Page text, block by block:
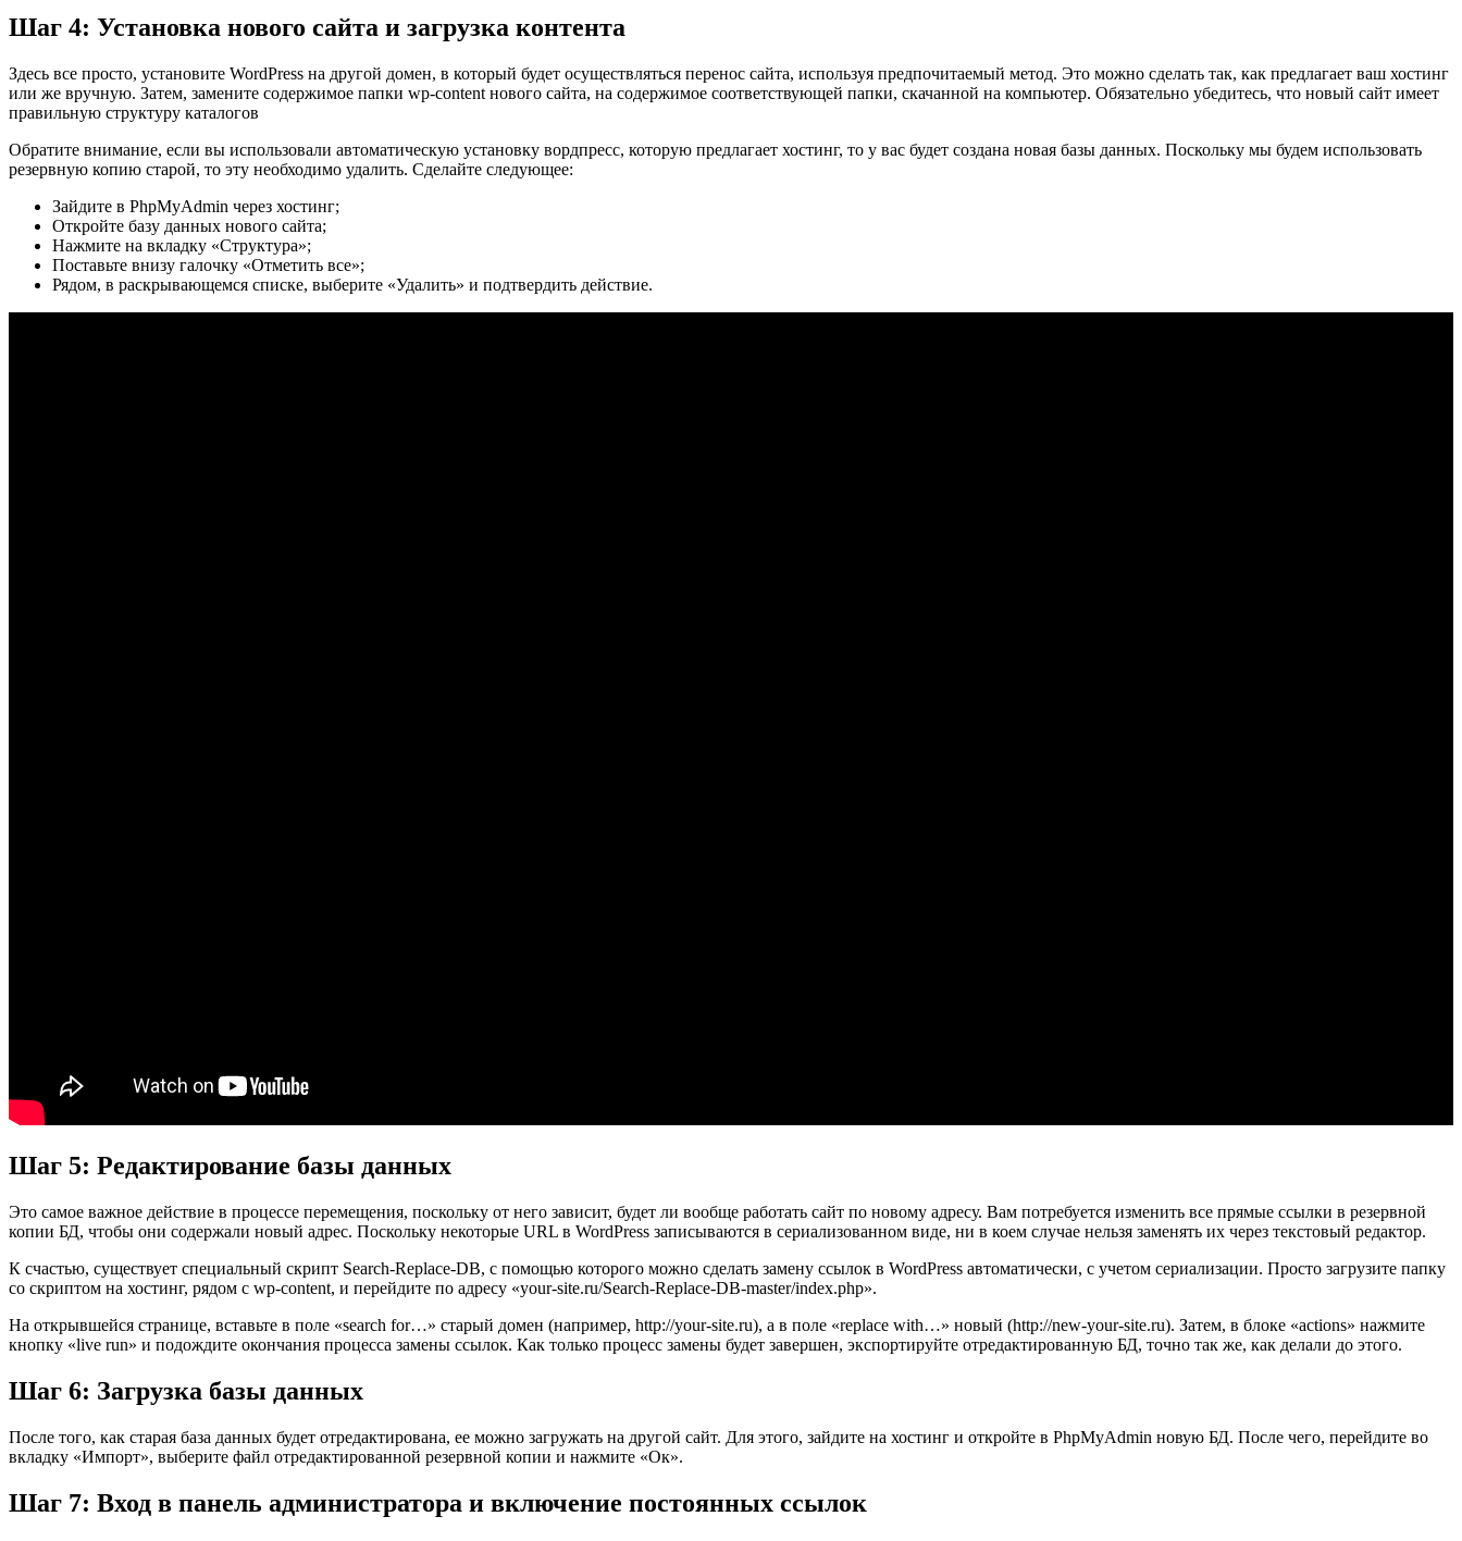
Шаг 4: Установка нового сайта и загрузка контента
Здесь все просто, установите WordPress на другой домен, в который будет осуществляться перенос сайта, используя предпочитаемый метод. Это можно сделать так, как предлагает ваш хостинг
или же вручную. Затем, замените содержимое папки wp-content нового сайта, на содержимое соответствующей папки, скачанной на компьютер. Обязательно убедитесь, что новый сайт имеет
правильную структуру каталогов
Обратите внимание, если вы использовали автоматическую установку вордпресс, которую предлагает хостинг, то у вас будет создана новая базы данных. Поскольку мы будем использовать
резервную копию старой, то эту необходимо удалить. Сделайте следующее:
Зайдите в PhpMyAdmin через хостинг;
Откройте базу данных нового сайта;
Нажмите на вкладку «Структура»;
Поставьте внизу галочку «Отметить все»;
Рядом, в раскрывающемся списке, выберите «Удалить» и подтвердить действие.
Шаг 5: Редактирование базы данных
Это самое важное действие в процессе перемещения, поскольку от него зависит, будет ли вообще работать сайт по новому адресу. Вам потребуется изменить все прямые ссылки в резервной
копии БД, чтобы они содержали новый адрес. Поскольку некоторые URL в WordPress записываются в сериализованном виде, ни в коем случае нельзя заменять их через текстовый редактор.
К счастью, существует специальный скрипт Search-Replace-DB, с помощью которого можно сделать замену ссылок в WordPress автоматически, с учетом сериализации. Просто загрузите папку
со скриптом на хостинг, рядом с wp-content, и перейдите по адресу «your-site.ru/Search-Replace-DB-master/index.php».
На открывшейся странице, вставьте в поле «search for…» старый домен (например, http://your-site.ru), а в поле «replace with…» новый (http://new-your-site.ru). Затем, в блоке «actions» нажмите
кнопку «live run» и подождите окончания процесса замены ссылок. Как только процесс замены будет завершен, экспортируйте отредактированную БД, точно так же, как делали до этого.
Шаг 6: Загрузка базы данных
После того, как старая база данных будет отредактирована, ее можно загружать на другой сайт. Для этого, зайдите на хостинг и откройте в PhpMyAdmin новую БД. После чего, перейдите во
вкладку «Импорт», выберите файл отредактированной резервной копии и нажмите «Ок».
Шаг 7: Вход в панель администратора и включение постоянных ссылок